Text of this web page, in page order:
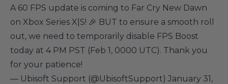
A 60 FPS update is coming to Far Cry New Dawn
on Xbox Series X|S! 🎉 BUT to ensure a smooth roll
out, we need to temporarily disable FPS Boost
today at 4 PM PST (Feb 1, 0000 UTC). Thank you
for your patience!
— Ubisoft Support (@UbisoftSupport) January 31,